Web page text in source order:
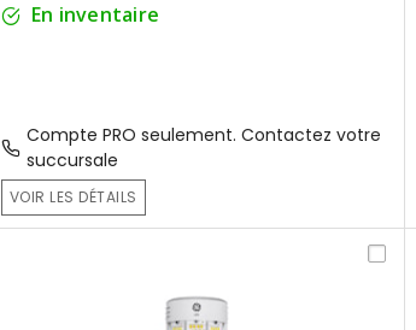
En inventaire
Compte PRO seulement. Contactez votre
succursale
VOIR LES DÉTAILS